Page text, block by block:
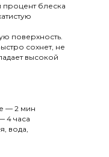
процент блеска
поверхность.
сохнет, не
высокой
— 2 мин
4 часа
вода,